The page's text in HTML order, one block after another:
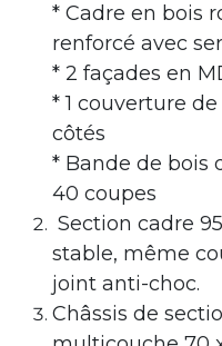
* Cadre en bois
renforcé avec
* 2 façades en
* 1 couverture
côtés
* Bande de bois
40 coupes
Section cadre
stable, même
joint anti-choc.
Châssis de